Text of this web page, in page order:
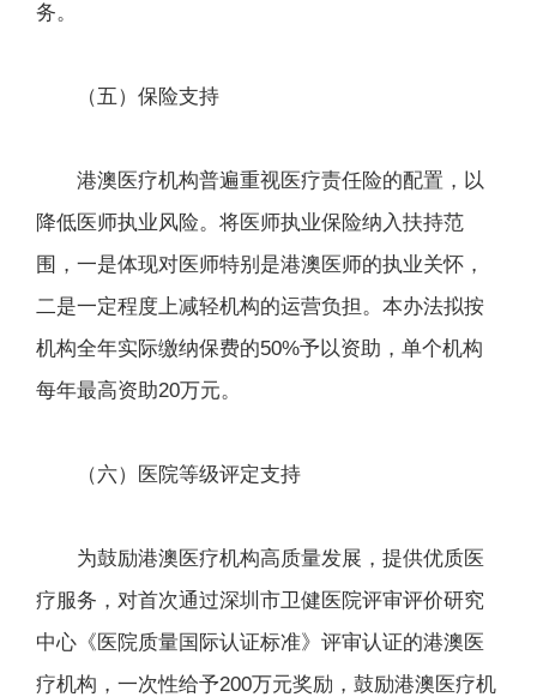
务。
（五）保险支持
港澳医疗机构普遍重视医疗责任险的配置，以
降低医师执业风险。将医师执业保险纳入扶持范
围，一是体现对医师特别是港澳医师的执业关怀，
二是一定程度上减轻机构的运营负担。本办法拟按
机构全年实际缴纳保费的50%予以资助，单个机构
每年最高资助20万元。
（六）医院等级评定支持
为鼓励港澳医疗机构高质量发展，提供优质医
疗服务，对首次通过深圳市卫健医院评审评价研究
中心《医院质量国际认证标准》评审认证的港澳医
疗机构，一次性给予200万元奖励，鼓励港澳医疗机